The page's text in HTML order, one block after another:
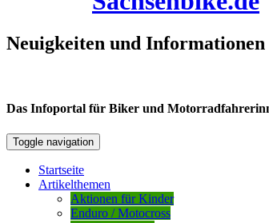
Neuigkeiten und Informationen
Das Infoportal für Biker und
Toggle navigation
Startseite
Artikelthemen
Aktionen für Kinder
Enduro / Motocross